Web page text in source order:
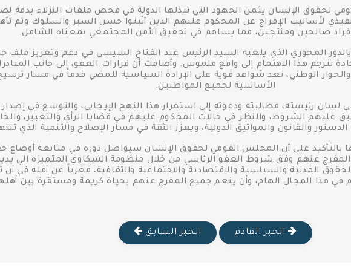
لحقوق الإنسان يثمن الجهود التي تبذلها الدولة في فحص ملفات النزلاء بدقة
لأساليب الإفراج عن المحكوم عليهم الذين أثبتوا حسن السير والسلوك وتم
صالحين ومنتجين، مما يساهم في تحقيق الأمن المجتمعي بمعناه الشامل.
المحوري الذي يلعبه السيد الرئيس عبد الفتاح السيسي في دعم وتعزيز ملف
تترجم هذا الاهتمام إلى واقع ملموس. وأضافت أن قرارات العفو، إلى جانب
والحوار الوطني، تعد شواهد قوية على الإرادة السياسية للمضي قدماً في مسار
الأساسية لجميع المواطنين.
رئيسته، مطالبته ودعوته إلى استمرار هذا النهج الإيجابي، والتوسع في إصدار
عليهم الشروط، والنظر في حالات المحكوم عليهم في قضايا الرأي والتعبير،
والقانون والمواثيق الدولية، ويعزز الثقة في مسار الإصلاح والتنمية الذي
على أن المجلس القومي لحقوق الإنسان سيواصل دوره في متابعة أوضاع
المفرج عنهم وفق شروط العفو الرئاسي من خلال منظومة الشكاوي المتميزة الي
المدنية والسياسية والاقتصادية والاجتماعية والثقافية، معرباً عن أمله في
في هذا المجال الهام، وأن ينعم جميع المفرج عنهم بحياة كريمة ومستقرة بين
الخبر القادم الخبر السابق